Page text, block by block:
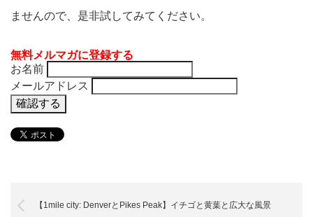
ませんので、是非試してみてください。
無料メルマガに登録する
お名前
メールアドレス
【1mile city: DenverとPikes Peak】イチゴと黄葉と広大な風景